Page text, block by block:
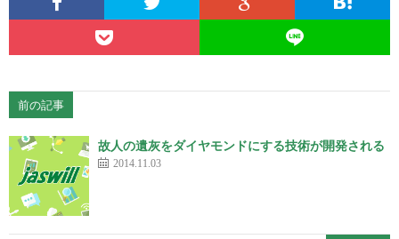
前の記事
故人の遺灰をダイヤモンドにする技術が開発される
2014.11.03